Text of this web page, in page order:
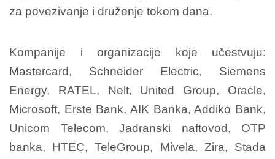
za povezivanje i druženje tokom dana.
Kompanije i organizacije koje učestvuju:
Mastercard, Schneider Electric, Siemens
Energy, RATEL, Nelt, United Group, Oracle,
Microsoft, Erste Bank, AIK Banka, Addiko Bank,
Unicom Telecom, Jadranski naftovod, OTP
banka, HTEC, TeleGroup, Mivela, Zira, Stada